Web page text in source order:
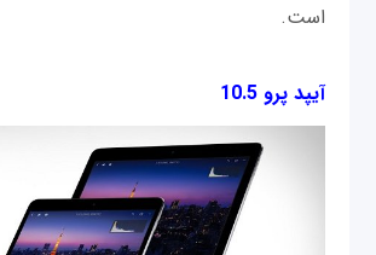
است.
آیپد پرو 10.5